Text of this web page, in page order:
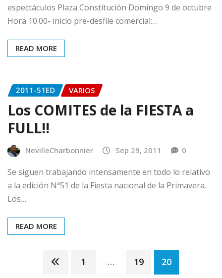
espectáculos Plaza Constitución Domingo 9 de octubre
Hora 10.00- inicio pre-desfile comercial:…
READ MORE
2011-51ED VARIOS
Los COMITES de la FIESTA a
FULL!!
NevilleCharbonnier Sep 29, 2011 0
Se siguen trabajando intensamente en todo lo relativo
a la edición Nª51 de la Fiesta nacional de la Primavera.
Los…
READ MORE
Posts
1 … 19 20